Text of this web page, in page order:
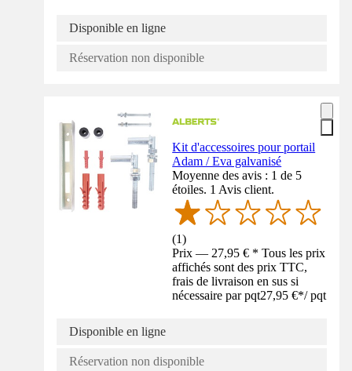
Disponible en ligne
Réservation non disponible
Kit d'accessoires pour portail
Adam / Eva galvanisé
Moyenne des avis : 1 de 5
étoiles. 1 Avis client.
(1)
Prix — 27,95 € * Tous les prix
affichés sont des prix TTC,
frais de livraison en sus si
nécessaire par pqt27,95 €*/ pqt
Disponible en ligne
Réservation non disponible